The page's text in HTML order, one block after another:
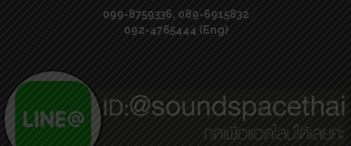
099-8759336, 089-6915832
092-4765444 (Eng)